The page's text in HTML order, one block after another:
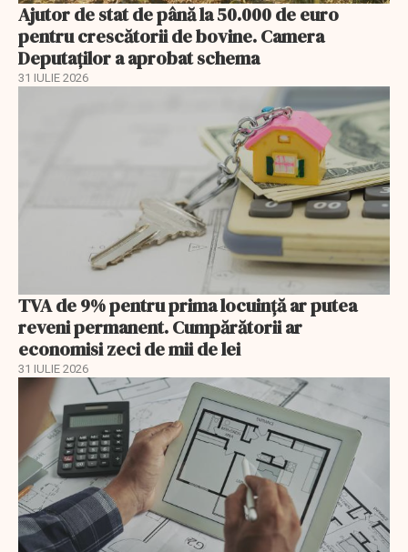
Ajutor de stat de până la 50.000 de euro
pentru crescătorii de bovine. Camera
Deputaților a aprobat schema
31 IULIE 2026
TVA de 9% pentru prima locuință ar putea
reveni permanent. Cumpărătorii ar
economisi zeci de mii de lei
31 IULIE 2026